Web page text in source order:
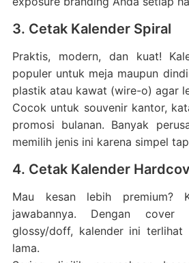
3. Cetak Kalender Spiral
Praktis, modern, dan kuat!
populer untuk meja maupun
plastik atau kawat (wire-o) agar
Cocok untuk souvenir kantor,
promosi bulanan. Banyak
memilih jenis ini karena simpel
4. Cetak Kalender
Mau kesan lebih premium?
jawabannya. Dengan
glossy/doff, kalender ini terlihat
lama.